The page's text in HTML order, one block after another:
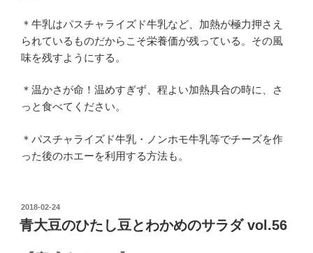
＊牛乳はパスチャライズド牛乳など、加熱が極力押さえ
られているものだからこそ栄養価が残っている。その風
味を残すようにする。
＊温かさが命！温めすぎず、程よい加熱具合の時に、さ
っと食べてください。
＊パスチャライズド牛乳・ノンホモ牛乳等でチーズを作
った後のホエーを利用する方法も。
投
稿
日:
2018-02-24
青大豆のひたし豆とわかめのサラダ vol.56